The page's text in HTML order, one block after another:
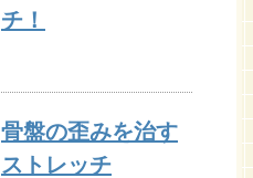
チ！
骨盤の歪みを治す
ストレッチ